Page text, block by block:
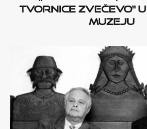
tvornice Zvečevo“
muzeju